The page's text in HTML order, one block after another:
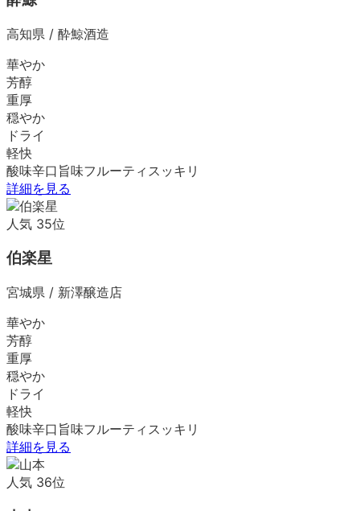
高知県 / 酔鯨酒造
華やか
芳醇
重厚
穏やか
ドライ
軽快
酸味辛口 旨味フルーティ スッキリ
詳細を見る
人気 35位
伯楽星
宮城県 / 新澤醸造店
華やか
芳醇
重厚
穏やか
ドライ
軽快
酸味辛口 旨味フルーティ スッキリ
詳細を見る
人気 36位